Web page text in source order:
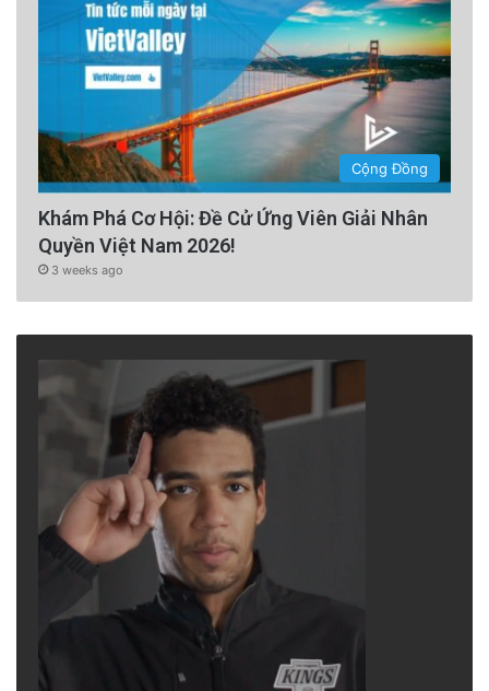
Cộng Đồng
Khám Phá Cơ Hội: Đề Cử Ứng Viên Giải Nhân
Quyền Việt Nam 2026!
3 weeks ago